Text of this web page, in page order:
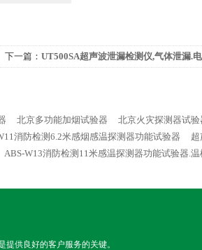
下一篇： UT500SA超声波泄漏检测仪,气体泄漏.
北京多功能加烟试验器 北京火灾探测器试验
消防检测6.2米感烟感温探测器功能试验器
ABS-W13消防检测11米感温探测器功能试验器.温
提供良好的客户服务的关键。